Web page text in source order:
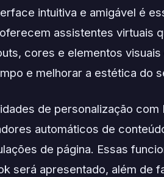
intuitiva e amigável é
assistentes virtuais
cores e elementos
e melhorar a estética do
de personalização com
automáticos de
de página. Essas
será apresentado, além de